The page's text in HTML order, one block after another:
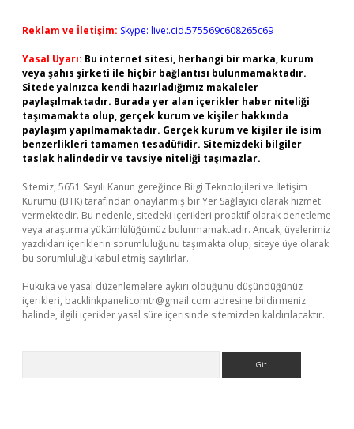
Reklam ve İletişim: Skype: live:.cid.575569c608265c69
Yasal Uyarı: Bu internet sitesi, herhangi bir marka, kurum
veya şahıs şirketi ile hiçbir bağlantısı bulunmamaktadır.
Sitede yalnızca kendi hazırladığımız makaleler
paylaşılmaktadır. Burada yer alan içerikler haber niteliği
taşımamakta olup, gerçek kurum ve kişiler hakkında
paylaşım yapılmamaktadır. Gerçek kurum ve kişiler ile isim
benzerlikleri tamamen tesadüfidir. Sitemizdeki bilgiler
taslak halindedir ve tavsiye niteliği taşımazlar.
Sitemiz, 5651 Sayılı Kanun gereğince Bilgi Teknolojileri ve İletişim
Kurumu (BTK) tarafından onaylanmış bir Yer Sağlayıcı olarak hizmet
vermektedir. Bu nedenle, sitedeki içerikleri proaktif olarak denetleme
veya araştırma yükümlülüğümüz bulunmamaktadır. Ancak, üyelerimiz
yazdıkları içeriklerin sorumluluğunu taşımakta olup, siteye üye olarak
bu sorumluluğu kabul etmiş sayılırlar.
Hukuka ve yasal düzenlemelere aykırı olduğunu düşündüğünüz
içerikleri, backlinkpanelicomtr@gmail.com adresine bildirmeniz
halinde, ilgili içerikler yasal süre içerisinde sitemizden kaldırılacaktır.